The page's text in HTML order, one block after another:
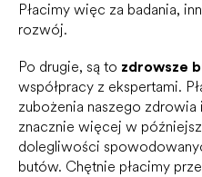
Płacimy więc za badania,
rozwój.
Po drugie, są to zdrowsze
współpracy z ekspertami.
zubożenia naszego
znacznie więcej w
dolegliwości
butów. Chętnie płacimy